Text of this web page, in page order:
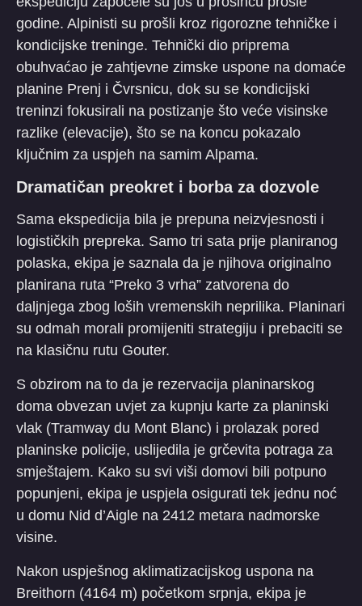
godine. Alpinisti su prošli kroz rigorozne tehničke i
kondicijske treninge. Tehnički dio priprema
obuhvaćao je zahtjevne zimske uspone na domaće
planine Prenj i Čvrsnicu, dok su se kondicijski
treninzi fokusirali na postizanje što veće visinske
razlike (elevacije), što se na koncu pokazalo
ključnim za uspjeh na samim Alpama.
​Dramatičan preokret i borba za dozvole
​Sama ekspedicija bila je prepuna neizvjesnosti i
logističkih prepreka. Samo tri sata prije planiranog
polaska, ekipa je saznala da je njihova originalno
planirana ruta “Preko 3 vrha” zatvorena do
daljnjega zbog loših vremenskih neprilika. Planinari
su odmah morali promijeniti strategiju i prebaciti se
na klasičnu rutu Gouter.
​S obzirom na to da je rezervacija planinarskog
doma obvezan uvjet za kupnju karte za planinski
vlak (Tramway du Mont Blanc) i prolazak pored
planinske policije, uslijedila je grčevita potraga za
smještajem. Kako su svi viši domovi bili potpuno
popunjeni, ekipa je uspjela osigurati tek jednu noć
u domu Nid d’Aigle na 2412 metara nadmorske
visine.
​Nakon uspješnog aklimatizacijskog uspona na
Breithorn (4164 m) početkom srpnja, ekipa je